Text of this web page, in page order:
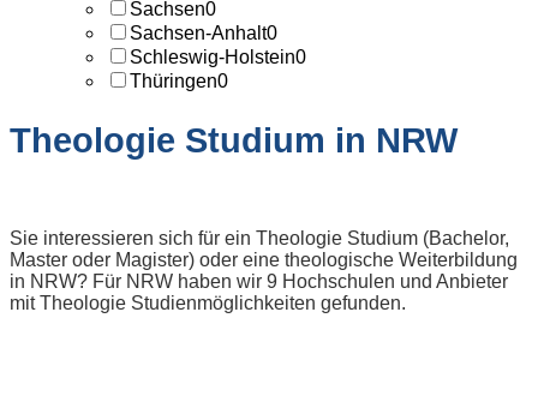
Sachsen0
Sachsen-Anhalt0
Schleswig-Holstein0
Thüringen0
Theologie Studium in NRW
Sie interessieren sich für ein Theologie Studium (Bachelor,
Master oder Magister) oder eine theologische Weiterbildung
in NRW? Für NRW haben wir 9 Hochschulen und Anbieter
mit Theologie Studienmöglichkeiten gefunden.